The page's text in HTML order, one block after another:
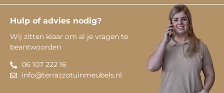
Hulp of advies nodig?
Wij zitten klaar om al je vragen te
beantwoorden
06 107 222 16
info@terrazzotuinmeubels.nl